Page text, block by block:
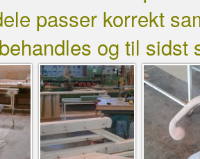
passer korrekt
behandles og til sidst